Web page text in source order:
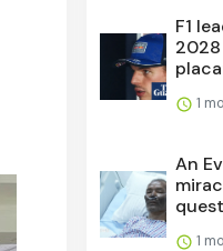
F1
1
An
1